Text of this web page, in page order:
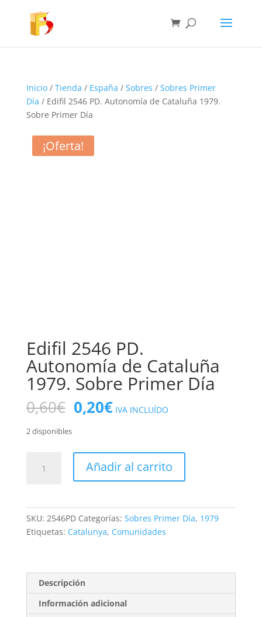
Inicio/ Tienda / España / Sobres / Sobres Primer
Día / Edifil 2546 PD. Autonomía de Cataluña 1979.
Sobre Primer Día
¡Oferta!
Edifil 2546 PD.
Autonomía de Cataluña
1979. Sobre Primer Día
0,60€ El
precio
era:
0,60€.
0,20€El
precio
es:
0,20€.
IVA INCLUÍDO
2 disponibles
2546
Cataluña
1979.
cantidad
Añadir al carrito
SKU: 2546PD Categorías: Sobres Primer Día, 1979
Etiquetas: Catalunya, Comunidades
Descripción
Información adicional